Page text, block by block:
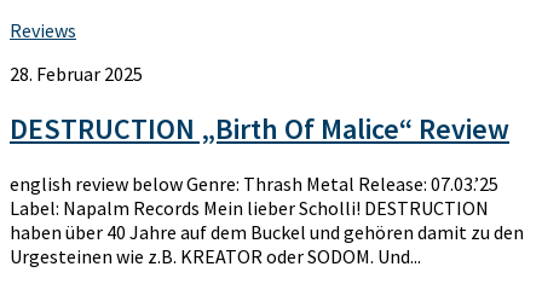
Reviews
28. Februar 2025
DESTRUCTION „Birth Of Malice“ Review
english review below Genre: Thrash Metal Release: 07.03.’25
Label: Napalm Records Mein lieber Scholli! DESTRUCTION
haben über 40 Jahre auf dem Buckel und gehören damit zu den
Urgesteinen wie z.B. KREATOR oder SODOM. Und...